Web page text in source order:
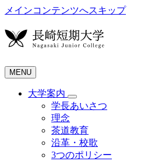
メインコンテンツへスキップ
MENU
大学案内
学長あいさつ
理念
茶道教育
沿革・校歌
3つのポリシー